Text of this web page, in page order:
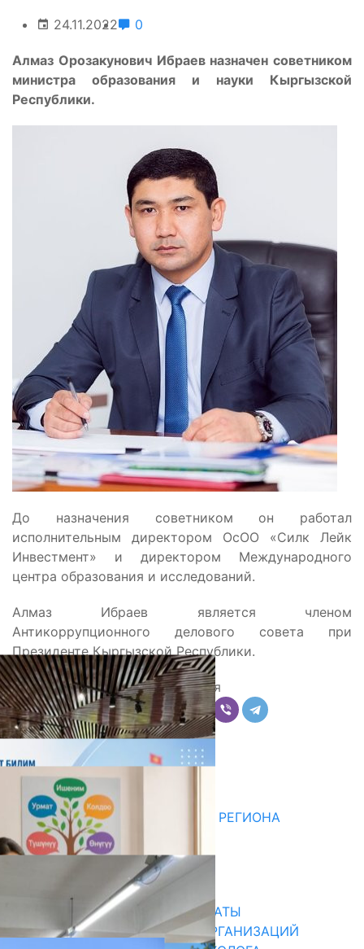
24.11.2022 0
Алмаз Орозакунович Ибраев назначен советником
министра образования и науки Кыргызской
Республики.
До назначения советником он работал
исполнительным директором ОсОО «Силк Лейк
Инвестмент» и директором Международного
центра образования и исследований.
Алмаз Ибраев является членом
Антикоррупционного делового совета при
Президенте Кыргызской Республики.
Поделиться
Комментарии
Последние новости
ДЛЯ МЕТОДИСТОВ ЮЖНОГО РЕГИОНА
НАЧАЛОСЬ ОБУЧЕНИЕ
05.08.2026
В ПРИМЕРНЫЕ ТИПОВЫЕ ШТАТЫ
ОБЩЕОБРАЗОВАТЕЛЬНЫХ ОРГАНИЗАЦИЙ